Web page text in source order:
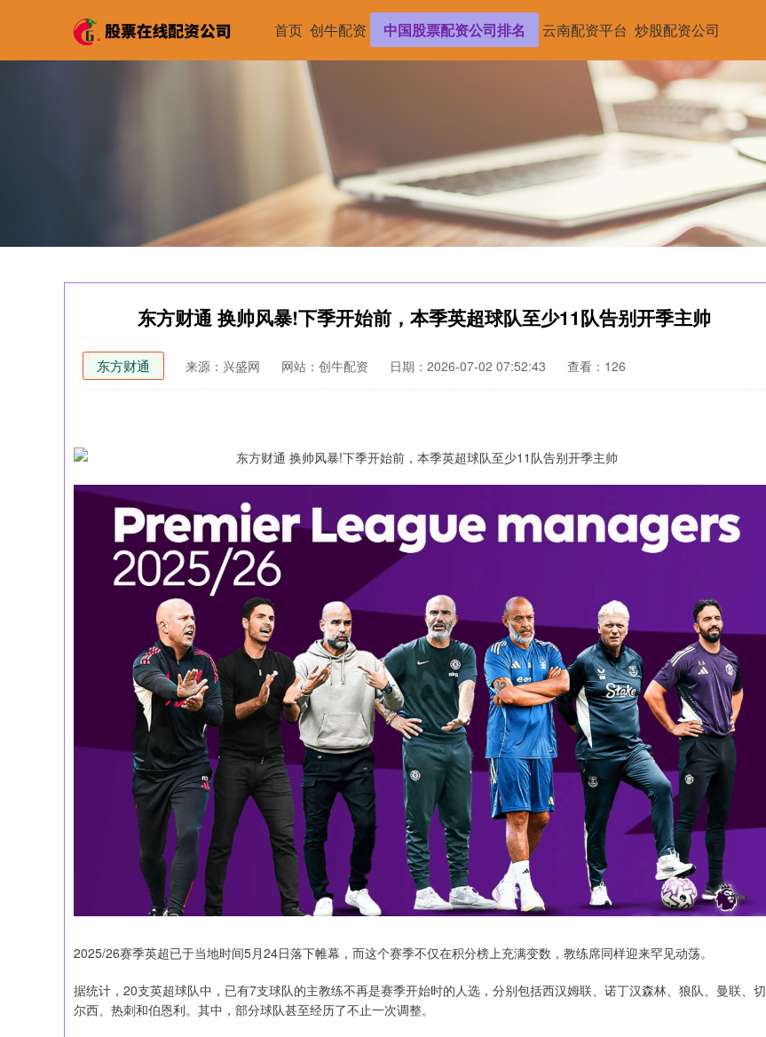
首页 创牛配资 中国股票配资公司排名 云南配资平台 炒股配资公司
东方财通 换帅风暴!下季开始前，本季英超球队至少11队告别开季主帅
东方财通 来源：兴盛网 网站：创牛配资 日期：2026-07-02 07:52:43 查看：126
2025/26赛季英超已于当地时间5月24日落下帷幕，而这个赛季不仅在积分榜上充满变数，教练席同样迎来罕见动荡。
据统计，20支英超球队中，已有7支球队的主教练不再是赛季开始时的人选，分别包括西汉姆联、诺丁汉森林、狼队、曼联、切
尔西、热刺和伯恩利。其中，部分球队甚至经历了不止一次调整。
上证指数 3909.97 9.62 0.25% 深证成指 14264.73 154.61